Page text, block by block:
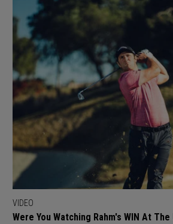
VIDEO
Were You Watching Rahm's WIN At The